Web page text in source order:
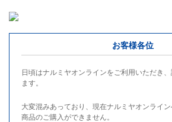
お客様各位
日頃はナルミヤオンラインをご利用いただき
ます。
大変混みあっており、現在ナルミヤオンライ
商品のご購入ができません。